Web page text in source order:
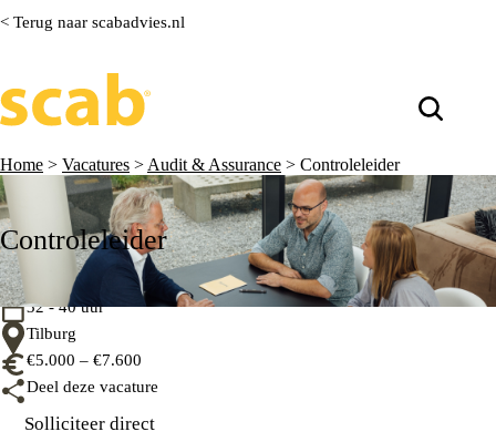
< Terug naar scabadvies.nl
Home > Vacatures > Audit & Assurance > Controleleider
Controleleider
32 - 40 uur
Tilburg
€5.000 – €7.600
Deel deze vacature
Solliciteer direct